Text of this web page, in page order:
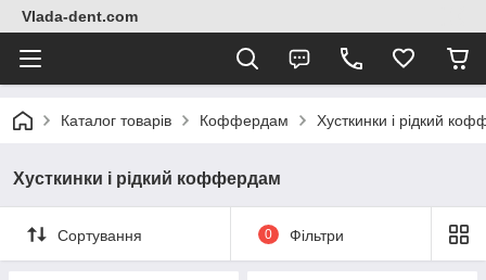
Vlada-dent.com
Каталог товарів Коффердам Хусткинки і рідкий
Хусткинки і рідкий коффердам
Сортування 0 Фільтри